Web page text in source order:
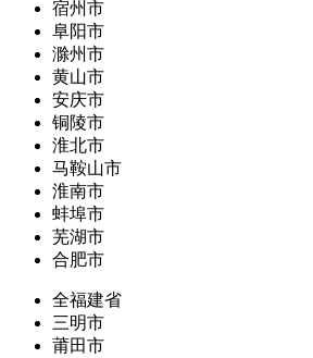
宿州市
阜阳市
滁州市
黄山市
安庆市
铜陵市
淮北市
马鞍山市
淮南市
蚌埠市
芜湖市
合肥市
全福建省
三明市
莆田市